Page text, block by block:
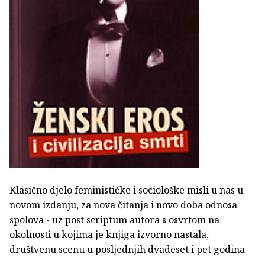
Klasično djelo feminističke i sociološke misli u nas u
novom izdanju, za nova čitanja i novo doba odnosa
spolova - uz post scriptum autora s osvrtom na
okolnosti u kojima je knjiga izvorno nastala,
društvenu scenu u posljednjih dvadeset i pet godina